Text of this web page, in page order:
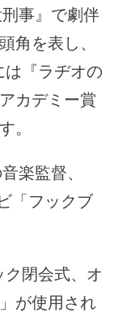
事』で劇伴
角を表し、
は『ラヂオの
カデミー賞
。
楽監督、
「フックブ
閉会式、オ
が使用され